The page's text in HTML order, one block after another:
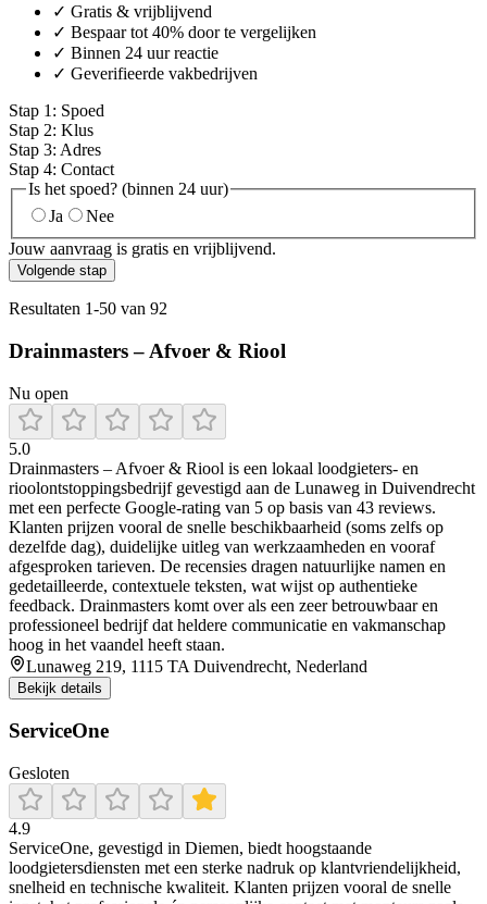
✓ Gratis & vrijblijvend
✓ Bespaar tot 40% door te vergelijken
✓ Binnen 24 uur reactie
✓ Geverifieerde vakbedrijven
Stap 1 : Spoed
Stap 2: Klus
Stap 3: Adres
Stap 4: Contact
Is het spoed? (binnen 24 uur)
Ja
Nee
Jouw aanvraag is gratis en vrijblijvend.
Volgende stap
Resultaten 1-50 van 92
Drainmasters – Afvoer & Riool
Nu open
5.0
Drainmasters – Afvoer & Riool is een lokaal loodgieters- en
rioolontstoppingsbedrijf gevestigd aan de Lunaweg in Duivendrecht
met een perfecte Google-rating van 5 op basis van 43 reviews.
Klanten prijzen vooral de snelle beschikbaarheid (soms zelfs op
dezelfde dag), duidelijke uitleg van werkzaamheden en vooraf
afgesproken tarieven. De recensies dragen natuurlijke namen en
gedetailleerde, contextuele teksten, wat wijst op authentieke
feedback. Drainmasters komt over als een zeer betrouwbaar en
professioneel bedrijf dat heldere communicatie en vakmanschap
hoog in het vaandel heeft staan.
Lunaweg 219, 1115 TA Duivendrecht, Nederland
Bekijk details
ServiceOne
Gesloten
4.9
ServiceOne, gevestigd in Diemen, biedt hoogstaande
loodgietersdiensten met een sterke nadruk op klantvriendelijkheid,
snelheid en technische kwaliteit. Klanten prijzen vooral de snelle